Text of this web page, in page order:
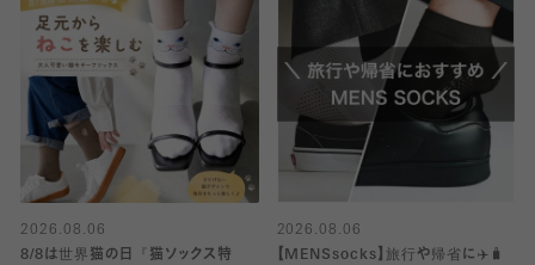
2026.08.06
8/8は世界猫の日『猫ソックス特
2026.08.06
【MENSsocks】旅行や帰省に✈️🧳